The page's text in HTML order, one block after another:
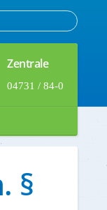
Zentrale
04731 / 84-0
§